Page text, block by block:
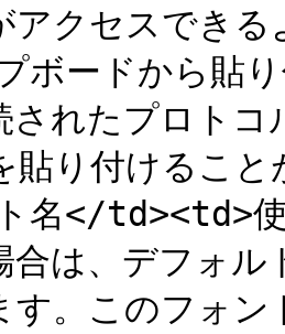
アクセスで
ボードから貼
されたプロト
貼り付ける
名</td><td>使
合は、デフォ
す。このフォ